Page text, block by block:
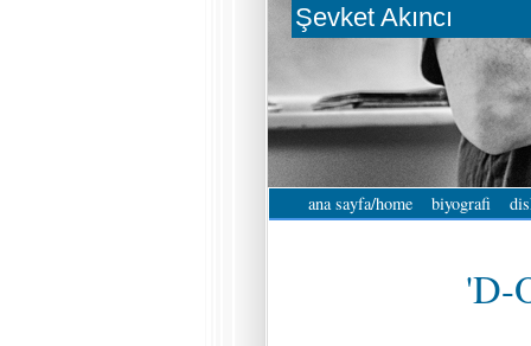
Şevket Akıncı
ana sayfa/home biyografi
'D-